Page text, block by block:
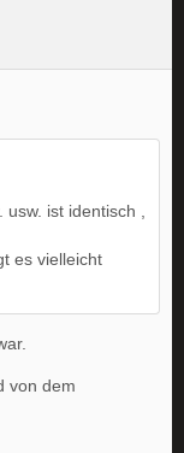
ist identisch ,
es vielleicht
von dem